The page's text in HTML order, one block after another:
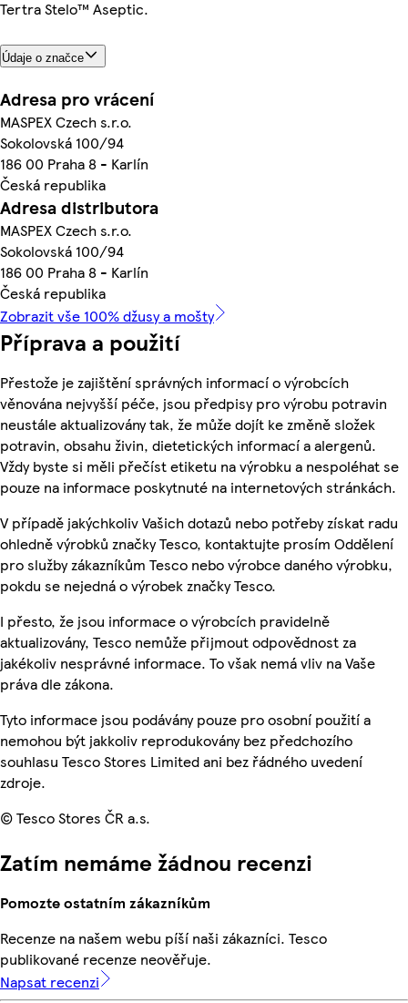
Tertra Stelo™ Aseptic.
Údaje o značce
Adresa pro vrácení
MASPEX Czech s.r.o.
Sokolovská 100/94
186 00 Praha 8 - Karlín
Česká republika
Adresa distributora
MASPEX Czech s.r.o.
Sokolovská 100/94
186 00 Praha 8 - Karlín
Česká republika
Zobrazit vše 100% džusy a mošty
Příprava a použití
Přestože je zajištění správných informací o výrobcích
věnována nejvyšší péče, jsou předpisy pro výrobu potravin
neustále aktualizovány tak, že může dojít ke změně složek
potravin, obsahu živin, dietetických informací a alergenů.
Vždy byste si měli přečíst etiketu na výrobku a nespoléhat se
pouze na informace poskytnuté na internetových stránkách.
V případě jakýchkoliv Vašich dotazů nebo potřeby získat radu
ohledně výrobků značky Tesco, kontaktujte prosím Oddělení
pro služby zákazníkům Tesco nebo výrobce daného výrobku,
pokdu se nejedná o výrobek značky Tesco.
I přesto, že jsou informace o výrobcích pravidelně
aktualizovány, Tesco nemůže přijmout odpovědnost za
jakékoliv nesprávné informace. To však nemá vliv na Vaše
práva dle zákona.
Tyto informace jsou podávány pouze pro osobní použití a
nemohou být jakkoliv reprodukovány bez předchozího
souhlasu Tesco Stores Limited ani bez řádného uvedení
zdroje.
© Tesco Stores ČR a.s.
Zatím nemáme žádnou recenzi
Pomozte ostatním zákazníkům
Recenze na našem webu píší naši zákazníci. Tesco
publikované recenze neověřuje.
Napsat recenzi